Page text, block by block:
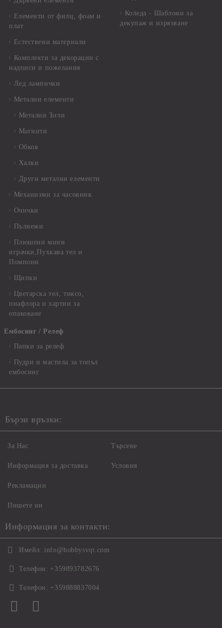
Елементи от филц, фоам и
плат
Естествени материали
Комплекти за декорации с
надписи и пожелания
Лед лампички
Метални елементи
Метални Ъгли
Магнити
Обков
Халки
Други метални елементи
Механизми за часовник
Очички
Пълнежи
Плюшени мини
играчки,Пухкава тел и
Помпони
Щипки
Цветарска тел, тиксо,
пиафлора и хартии за
опаковане
Ембосинг / Релеф
Папки за релеф
Пудри и мастила за топъл
ембосинг
Коледа - Шаблони за
декупаж и изрязване
Бързи връзки:
За Нас
Информация за доставка
Рекламации
Пишете ни
Търсене
Условия
Информация за контакти:
Имейл: info@hobbysvqt.com
Телефон: +359893782676
Телефон: +359888837004